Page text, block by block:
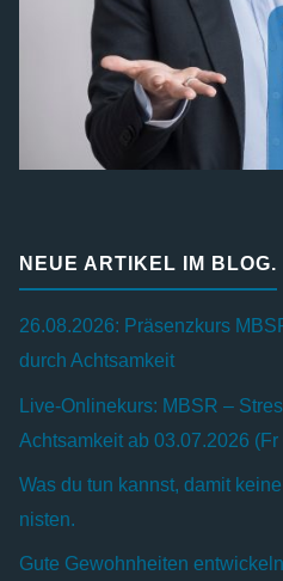
NEUE ARTIKEL IM BLOG.
26.08.2026: Präsenzkurs
durch Achtsamkeit
Live-Onlinekurs: MBSR –
Achtsamkeit ab 03.07.2026
Was du tun kannst, damit
nisten.
Gute Gewohnheiten